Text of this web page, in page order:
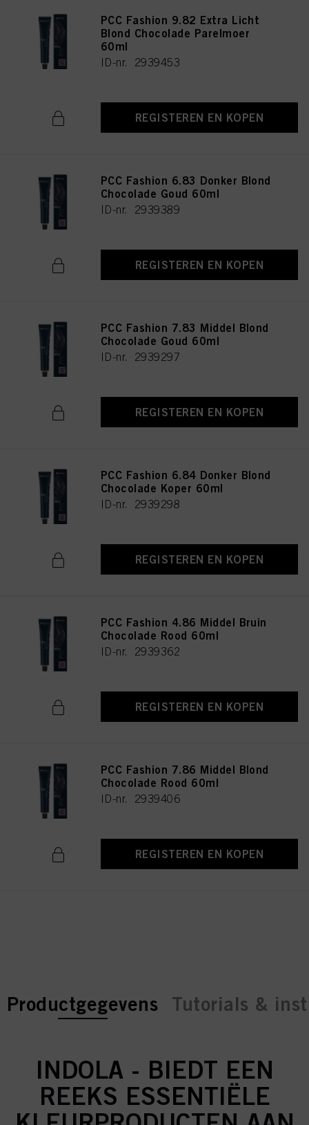
PCC Fashion 9.82 Extra Licht
Blond Chocolade Parelmoer
60ml
ID-nr. 2939453
REGISTEREN EN KOPEN
PCC Fashion 6.83 Donker Blond
Chocolade Goud 60ml
ID-nr. 2939389
REGISTEREN EN KOPEN
PCC Fashion 7.83 Middel Blond
Chocolade Goud 60ml
ID-nr. 2939297
REGISTEREN EN KOPEN
PCC Fashion 6.84 Donker Blond
Chocolade Koper 60ml
ID-nr. 2939298
REGISTEREN EN KOPEN
PCC Fashion 4.86 Middel Bruin
Chocolade Rood 60ml
ID-nr. 2939362
REGISTEREN EN KOPEN
PCC Fashion 7.86 Middel Blond
Chocolade Rood 60ml
ID-nr. 2939406
REGISTEREN EN KOPEN
current tab:
current tab:
Productgegevens Tutorials &
INDOLA - BIEDT EEN
REEKS ESSENTIËLE